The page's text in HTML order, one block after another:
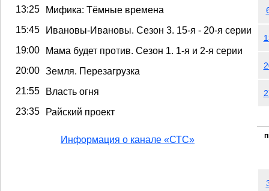
13:25 Мифика: Тёмные времена
15:45 Ивановы-Ивановы. Сезон 3. 15-я - 20-я серии
19:00 Мама будет против. Сезон 1. 1-я и 2-я серии
20:00 Земля. Перезагрузка
21:55 Власть огня
23:35 Райский проект
Информация о канале «СТС»